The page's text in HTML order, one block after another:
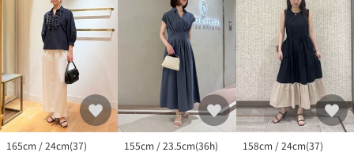
165cm / 24cm(37) 155cm / 23.5cm(36h) 158cm / 24cm(37)